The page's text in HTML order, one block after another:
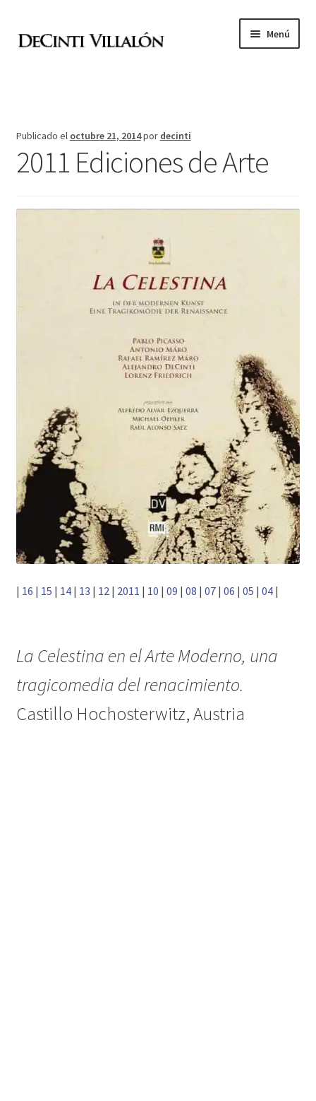
aal
Menú
V
Publicado el octubre 21, 2014por decinti
2011 Ediciones de Arte
| 16 | 15 | 14| 13 | 12| 2011 | 10 | 09 | 08 | 07| 06 | 05 | 04|
La Celestina en el Arte Moderno, una
tragicomedia del renacimiento.
Castillo Hochosterwitz, Austria